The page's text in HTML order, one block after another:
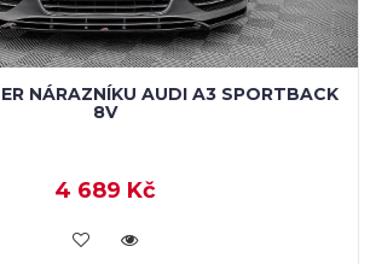
NÁRAZNÍKU AUDI A3 SPORTBACK
8V
4 689 Kč
KOUPIT